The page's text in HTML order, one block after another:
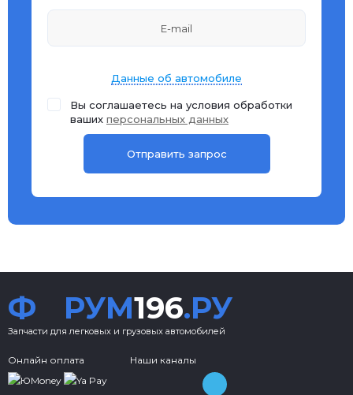
Данные об автомобиле
Вы соглашаетесь на условия обработки
ваших персональных данных
Ф РУМ196.РУ
Запчасти для легковых и грузовых автомобилей
Онлайн оплата Наши каналы